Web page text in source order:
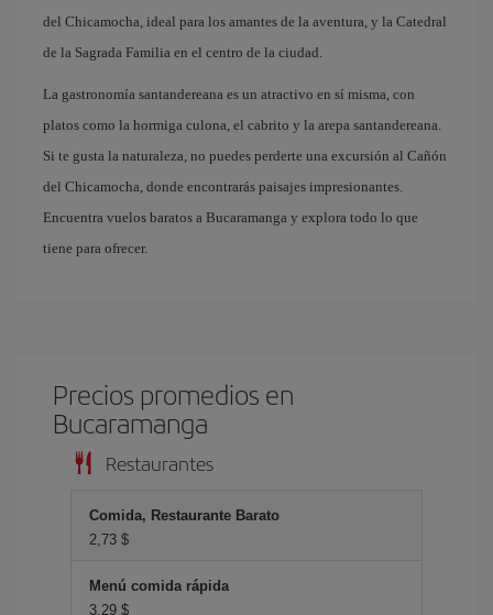
del Chicamocha, ideal para los amantes de la aventura, y la Catedral
de la Sagrada Familia en el centro de la ciudad.
La gastronomía santandereana es un atractivo en sí misma, con
platos como la hormiga culona, el cabrito y la arepa santandereana.
Si te gusta la naturaleza, no puedes perderte una excursión al Cañón
del Chicamocha, donde encontrarás paisajes impresionantes.
Encuentra vuelos baratos a Bucaramanga y explora todo lo que
tiene para ofrecer.
Precios promedios en
Bucaramanga
Restaurantes
Comida, Restaurante Barato
2,73 $
Menú comida rápida
3,29 $